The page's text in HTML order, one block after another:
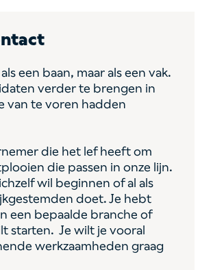
een baan, maar als een vak.
verder te brengen in
van te voren hadden
die het lef heeft om
die passen in onze lijn.
wil beginnen of al als
doet. Je hebt
een bepaalde branche of
starten. Je wilt je vooral
werkzaamheden graag